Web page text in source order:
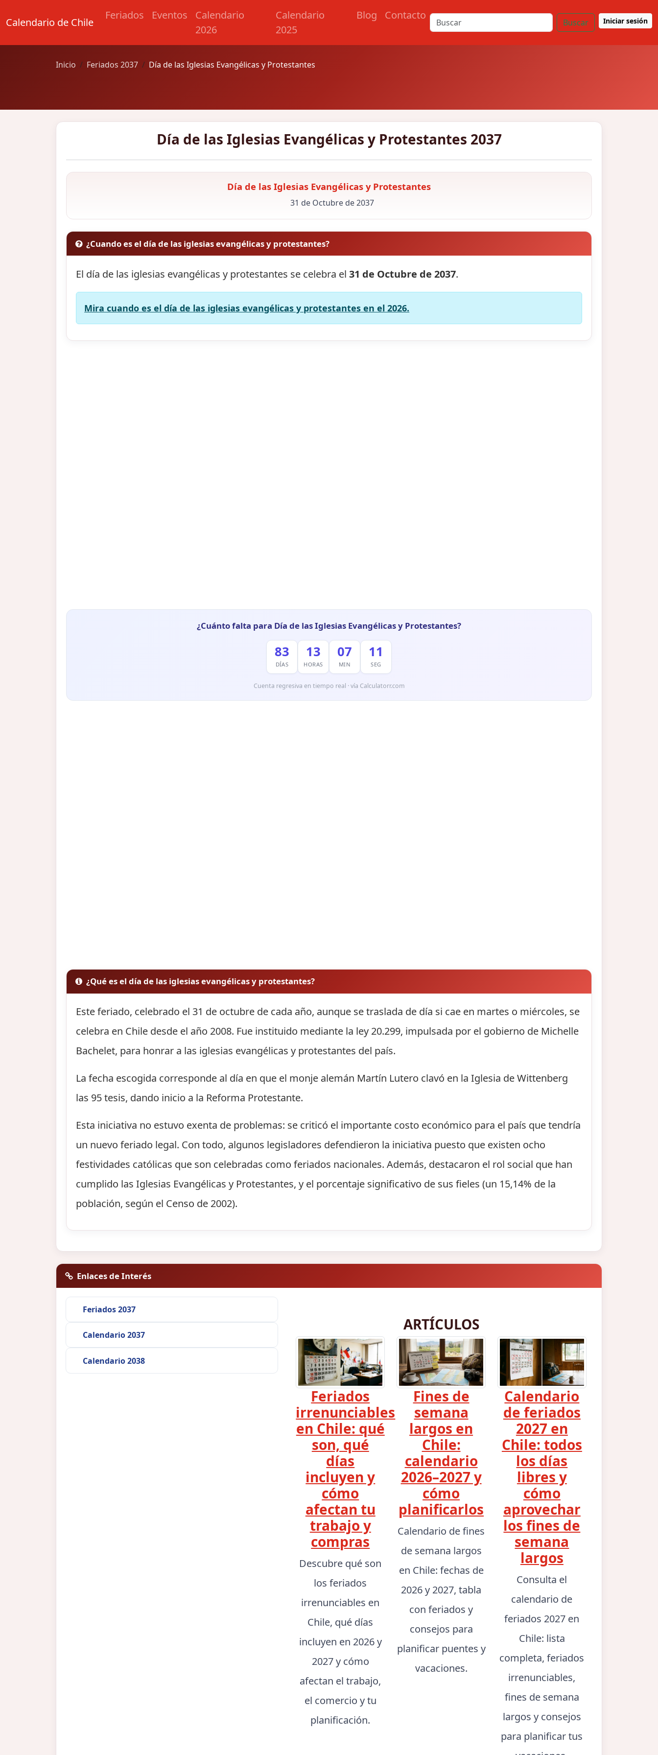
Calendario de Chile
Feriados Eventos
Calendario
2026
Calendario
2025
Blog Contacto
Buscar Iniciar sesión
Inicio Feriados 2037 Día de las Iglesias Evangélicas y Protestantes
Día de las Iglesias Evangélicas y Protestantes 2037
Día de las Iglesias Evangélicas y Protestantes
31 de Octubre de 2037
¿Cuando es el día de las iglesias evangélicas y protestantes?
El día de las iglesias evangélicas y protestantes se celebra el31 de Octubre de 2037.
Mira cuando es el día de las iglesias evangélicas y protestantes en el 2026.
¿Cuánto falta para Día de las Iglesias Evangélicas y Protestantes?
83
DÍAS
13
HORAS
07
MIN
10
SEG
Cuenta regresiva en tiempo real · vía Calculatorr.com
¿Qué es el día de las iglesias evangélicas y protestantes?
Este feriado, celebrado el 31 de octubre de cada año, aunque se traslada de día si cae en martes o miércoles, se
celebra en Chile desde el año 2008. Fue instituido mediante la ley 20.299, impulsada por el gobierno de Michelle
Bachelet, para honrar a las iglesias evangélicas y protestantes del país.
La fecha escogida corresponde al día en que el monje alemán Martín Lutero clavó en la Iglesia de Wittenberg
las 95 tesis, dando inicio a la Reforma Protestante.
Esta iniciativa no estuvo exenta de problemas: se criticó el importante costo económico para el país que tendría
un nuevo feriado legal. Con todo, algunos legisladores defendieron la iniciativa puesto que existen ocho
festividades católicas que son celebradas como feriados nacionales. Además, destacaron el rol social que han
cumplido las Iglesias Evangélicas y Protestantes, y el porcentaje significativo de sus fieles (un 15,14% de la
población, según el Censo de 2002).
Enlaces de Interés
Feriados 2037
Calendario 2037
Calendario 2038
ARTÍCULOS
Feriados
irrenunciables
en Chile: qué
son, qué
días
incluyen y
cómo
afectan tu
trabajo y
compras
Descubre qué son
los feriados
irrenunciables en
Chile, qué días
incluyen en 2026 y
2027 y cómo
afectan el trabajo,
el comercio y tu
planificación.
Fines de
semana
largos en
Chile:
calendario
2026–2027 y
cómo
planificarlos
Calendario de fines
de semana largos
en Chile: fechas de
2026 y 2027, tabla
con feriados y
consejos para
planificar puentes y
vacaciones.
Calendario
de feriados
2027 en
Chile: todos
los días
libres y
cómo
aprovechar
los fines de
semana
largos
Consulta el
calendario de
feriados 2027 en
Chile: lista
completa, feriados
irrenunciables,
fines de semana
largos y consejos
para planificar tus